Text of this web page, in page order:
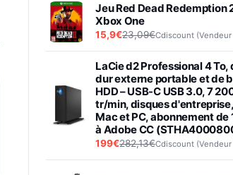
Jeu Red Dead Redemption
Xbox One
15,9€23,09€Cdiscount (Vendeur
LaCie d2 Professional 4 To,
dur externe portable et de
HDD – USB-C USB 3.0, 7
tr/min, disques
Mac et PC, abonnement de
à Adobe CC
199€282,13€Cdiscount (Vendeur